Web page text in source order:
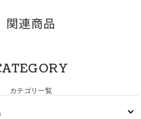
関連商品
カテゴリ一覧